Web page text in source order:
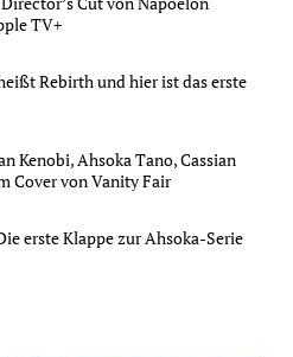
TV+
Rebirth und hier ist das erste
Kenobi, Ahsoka Tano, Cassian
Cover von Vanity Fair
erste Klappe zur Ahsoka-Serie